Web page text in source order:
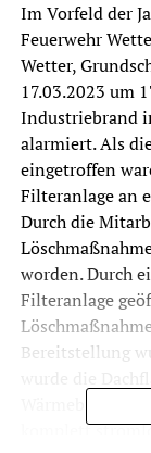
Im Vorfeld der
Feuerwehr
Wetter,
17.03.2023 um
Industriebrand
alarmiert. Als
eingetroffen
Filteranlage an
Durch die
worden. Durch
Filteranlage
Bereitstellung
komplett